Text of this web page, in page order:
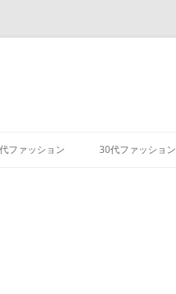
ン
テ
ファッション 30代ファッション